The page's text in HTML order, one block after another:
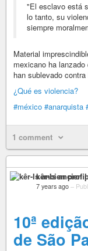
"El esclavo está
lo tanto, su
siempre
Material
mexicano ha
han sublevado
¿Qué es violencia?
#méxico #anarquista
1 comment
kêr-Is ancien
7 years ago –
10ª
de São